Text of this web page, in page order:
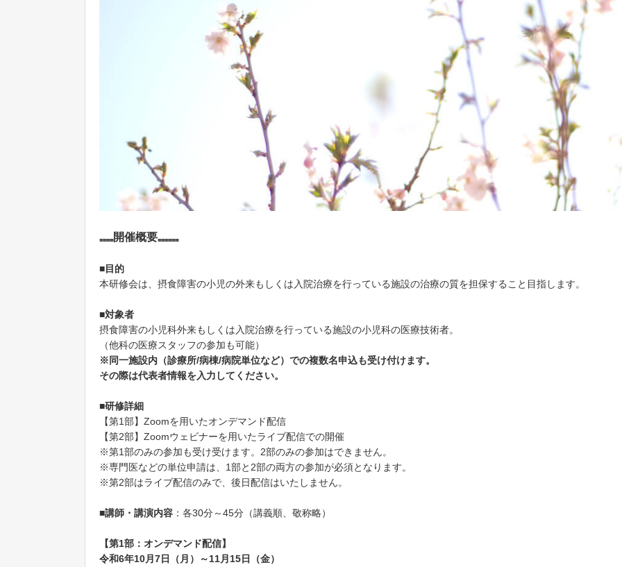
₌₌₌₌開催概要₌₌₌₌₌₌
■目的
本研修会は、摂食障害の小児の外来もしくは入院治療を行っている施設の治療の質を担保すること目指します。
■対象者
摂食障害の小児科外来もしくは入院治療を行っている施設の小児科の医療技術者。
（他科の医療スタッフの参加も可能）
※同一施設内（診療所/病棟/病院単位など）での複数名申込も受け付けます。
その際は代表者情報を入力してください。
■研修詳細
【第1部】Zoomを用いたオンデマンド配信
【第2部】Zoomウェビナーを用いたライブ配信での開催
※第1部のみの参加も受け受けます。2部のみの参加はできません。
※専門医などの単位申請は、1部と2部の両方の参加が必須となります。
※第2部はライブ配信のみで、後日配信はいたしません。
■講師・講演内容 ：各30分～45分（講義順、敬称略）
【第1部：オンデマンド配信】
令和6年10月7日（月）～11月15日（金）